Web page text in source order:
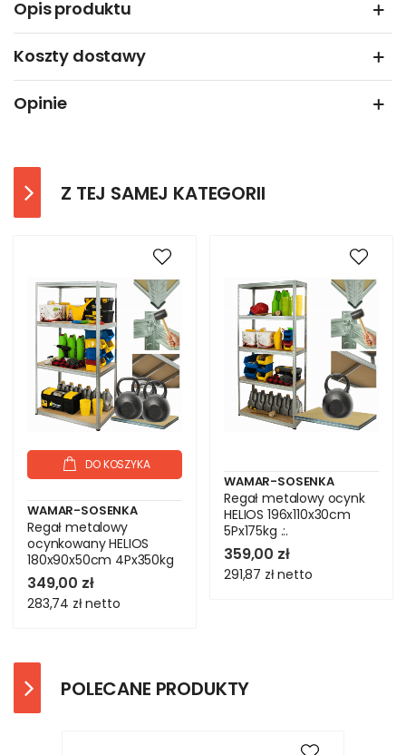
Opis produktu
Koszty dostawy
Opinie
Z TEJ SAMEJ KATEGORII
DO KOSZYKA
WAMAR-SOSENKA
Regał metalowy
ocynkowany HELIOS
180x90x50cm 4Px350kg
349,00 zł
283,74 złnetto
WAMAR-SOSENKA
Regał metalowy ocynk
HELIOS 196x110x30cm
5Px175kg .:.
359,00 zł
291,87 złnetto
POLECANE PRODUKTY